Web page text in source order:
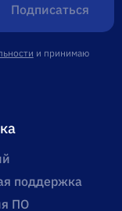
Подписаться
и принимаю
поддержка
ПО